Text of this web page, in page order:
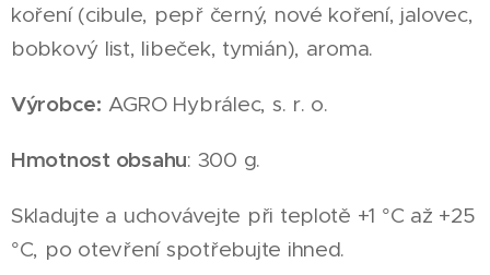
koření (cibule, pepř černý, nové koření, jalovec,
bobkový list, libeček, tymián), aroma.
Výrobce: AGRO Hybrálec, s. r. o.
Hmotnost obsahu: 300 g.
Skladujte a uchovávejte při teplotě +1 °C až +25
°C, po otevření spotřebujte ihned.